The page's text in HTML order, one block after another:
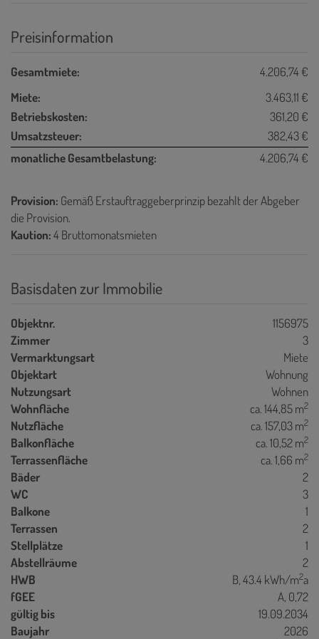
Preisinformation
Gesamtmiete:
4.206,74 €
Miete:
3.463,11 €
Betriebskosten:
361,20 €
Umsatzsteuer:
382,43 €
monatliche Gesamtbelastung:
4.206,74 €
Provision: Gemäß Erstauftraggeberprinzip bezahlt der Abgeber
die Provision.
Kaution:4 Bruttomonatsmieten
Basisdaten zur Immobilie
Objektnr.
1156975
Zimmer
3
Vermarktungsart
Miete
Objektart
Wohnung
Nutzungsart
Wohnen
Wohnfläche
ca. 144,85 m2
Nutzfläche ca. 157,03 m2
Balkonfläche ca. 10,52 m2
Terrassenfläche ca. 1,66 m2
Bäder
2
WC
3
Balkone
1
Terrassen
2
Stellplätze
1
Abstellräume
2
HWB
B, 43.4 kWh/m2a
fGEE
A, 0,72
gültig bis
19.09.2034
Baujahr
2026